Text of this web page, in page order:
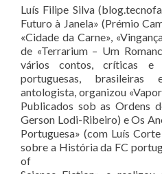
Luís Filipe Silva
Futuro à Janela» (Prémio
«Cidade da Carne»,
de «Terrarium – Um
vários contos, críticas e
portuguesas, brasileiras
antologista, organizou
Publicados sob as Ordens
Gerson Lodi-Ribeiro) e Os
Portuguesa» (com Luís
sobre a História da FC
of